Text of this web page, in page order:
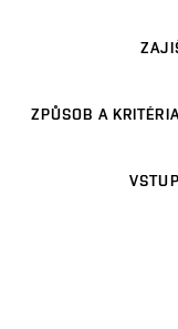
ZPŮSOB A